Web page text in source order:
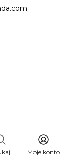
Moje konto